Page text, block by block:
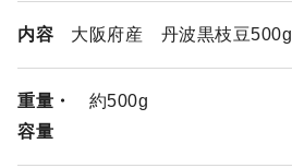
内容 大阪府産 丹波黒枝豆500g
重量・
容量
約500g